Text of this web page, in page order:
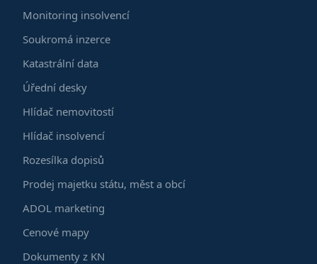
Monitoring insolvencí
Soukromá inzerce
Katastrální data
Úřední desky
Hlídač nemovitostí
Hlídač insolvencí
Rozesílka dopisů
Prodej majetku státu, měst a obcí
ADOL marketing
Cenové mapy
Dokumenty z KN